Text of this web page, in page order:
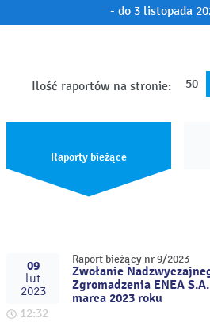
- do 3 listopada
Ilość raportów na stronie: 50
Raporty bieżące
09
lut
2023
12:32
Raport bieżący nr 9/2023
Zwołanie
Zgromadzenia ENEA
marca 2023 roku